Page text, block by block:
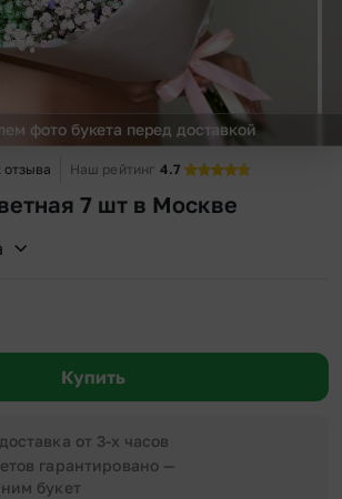
фото букета перед доставкой
отзыва Наш рейтинг 4.7
7 шт в Москве
Купить
от 3-х часов
гарантировано —
букет